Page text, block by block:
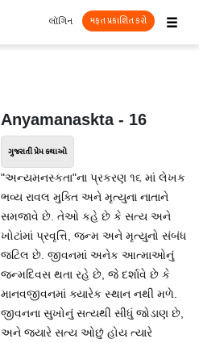
☰
લૉગિન મફત પ્રકાશિત કરો
Anyamanaskta - 16
ગુજરાતી પ્રેમ કથાઓ
"અન્યમનસ્કતા"ના પ્રકરણ ૧૬ માં લેખક
ભવ્ય રાવલ મુક્તિ અને મૃત્યુના નાતાને
સમજાવે છે. તેઓ કહે છે કે સત્ય અને
ખોટાંમાં પ્રવૃત્તિ, જન્મ અને મૃત્યુનો સંબંધ
જટિલ છે. જીવનમાં અનેક આત્માઓનું
જન્મદિવસ થતા રહે છે, જે દર્શાવે છે કે
માનવજીવનમાં ક્યારેક સ્થાન નથી મળે.
જીવનના સુખોનું સત્યથી સીધું જોડાણ છે,
અને જ્યારે સત્ય ઓછું હોય ત્યારે